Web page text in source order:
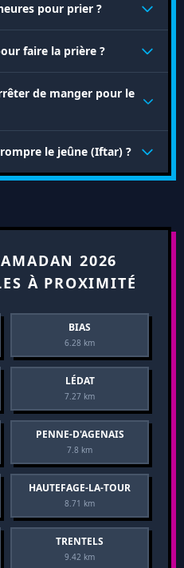
pour prier ?
faire la prière ?
de manger pour le
le jeûne (Iftar) ?
2026
À PROXIMITÉ
BIAS
6.28 km
LÉDAT
7.27 km
PENNE-D'AGENAIS
7.8 km
HAUTEFAGE-LA-TOUR
8.71 km
TRENTELS
9.42 km